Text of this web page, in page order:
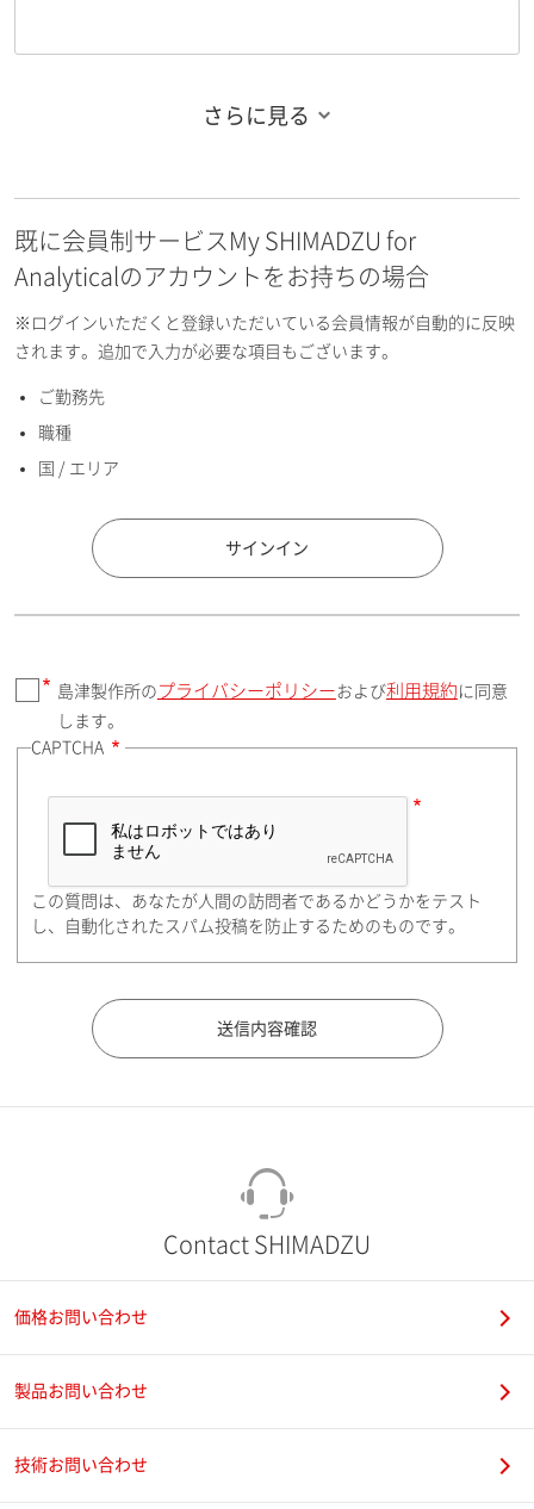
お名前フリガナ（名）
E-mailアドレス（半角英数）
国 / エリア
郵便番号（勤務先）
住所検索
都道府県（勤務先）
さらに見る
既に会員制サービスMy SHIMADZU for
Analyticalのアカウントをお持ちの場合
※ログインいただくと登録いただいている会員情報が自動的に反映
されます。追加で入力が必要な項目もございます。
ご勤務先
職種
国 / エリア
サインイン
島津製作所の プライバシーポリシーおよび利用規約 に同意
します。
CAPTCHA
この質問は、あなたが人間の訪問者であるかどうかをテスト
し、自動化されたスパム投稿を防止するためのものです。
Contact SHIMADZU
価格お問い合わせ
製品お問い合わせ
技術お問い合わせ